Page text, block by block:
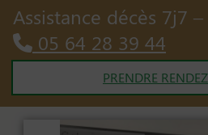
Assistance décès 7j7
05 64 28 39 44
PRENDRE